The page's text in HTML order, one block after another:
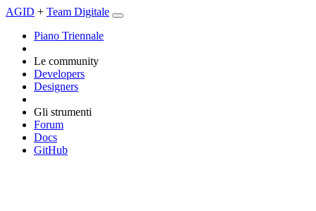
AGID + Team Digitale
Piano Triennale
Le community
Developers
Designers
Gli strumenti
Forum
Docs
GitHub